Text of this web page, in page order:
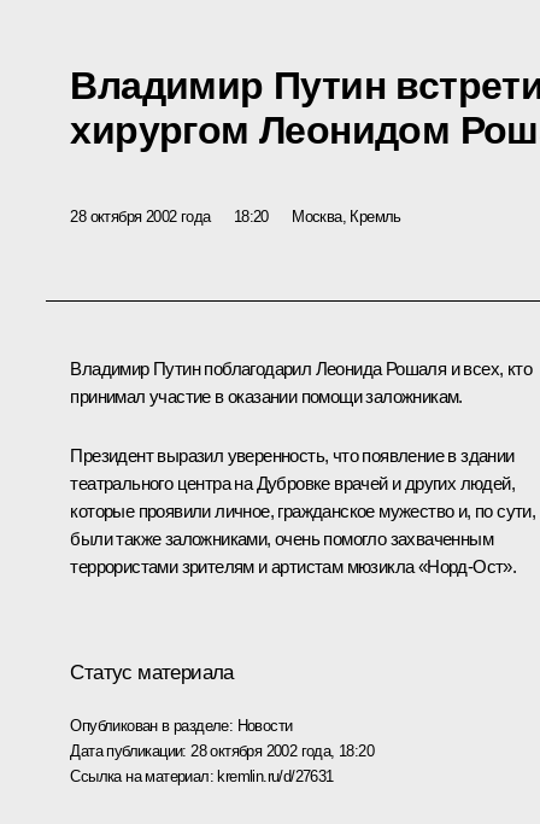
Владимир Путин
хирургом Леонидом
28 октября 2002 года 18:20 Москва, Кремль
Владимир Путин поблагодарил Леонида Рошаля и всех, кто
принимал участие в оказании помощи заложникам.
Президент выразил уверенность, что появление в здании
театрального центра на Дубровке врачей и других людей,
которые проявили личное, гражданское мужество и, по сути,
были также заложниками, очень помогло захваченным
террористами зрителям и артистам мюзикла «Норд-Ост».
Статус материала
Опубликован в разделе: Новости
Дата публикации: 28 октября 2002 года, 18:20
Ссылка на материал:kremlin.ru/d/27631